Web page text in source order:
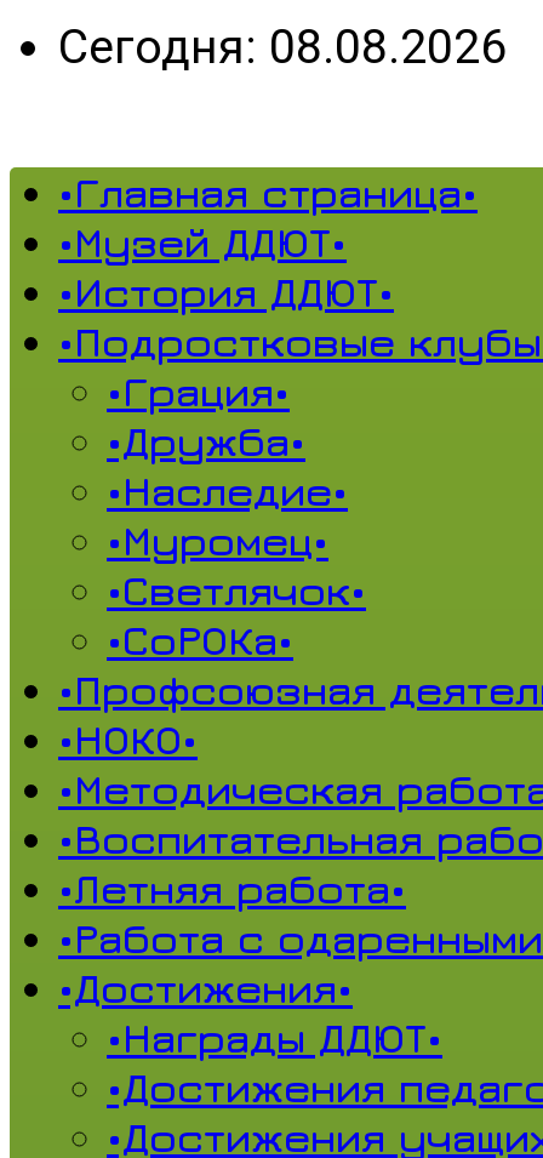
Сегодня: 08.08.2026
•Главная страница•
•Музей ДДЮТ•
•История ДДЮТ•
•Подростковые
•Грация•
•Дружба•
•Наследие•
•Муромец•
•Светлячок•
•СоРОКа•
•Профсоюзная
•НОКО•
•Методическая
•Воспитательная
•Летняя работа•
•Работа с
•Достижения•
•Награды ДДЮТ•
•Достижения
•Достижения